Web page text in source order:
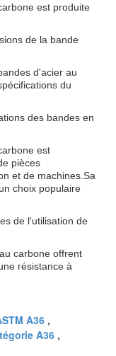
est produite
de la bande
d'acier au
du
des bandes en
est
pièces
et de machines.Sa
choix populaire
de l'utilisation de
carbone offrent
résistance à
A36 ,
A36 ,